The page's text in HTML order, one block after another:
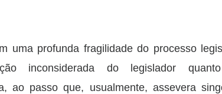
uma profunda fragilidade do processo
inconsiderada do legislador
ao passo que, usualmente, assevera